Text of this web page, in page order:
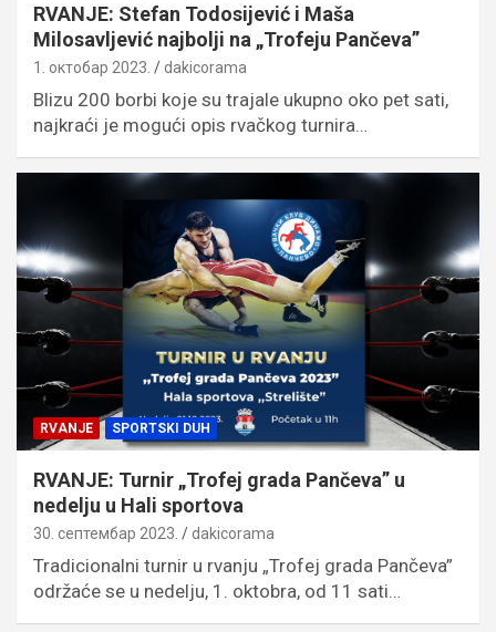
RVANJE: Stefan Todosijević i Maša
Milosavljević najbolji na „Trofeju Pančeva”
1. октобар 2023. dakicorama
Blizu 200 borbi koje su trajale ukupno oko pet sati,
najkraći je mogući opis rvačkog turnira…
RVANJE SPORTSKI DUH
RVANJE: Turnir „Trofej grada Pančeva” u
nedelju u Hali sportova
30. септембар 2023. dakicorama
Tradicionalni turnir u rvanju „Trofej grada Pančeva”
održaće se u nedelju, 1. oktobra, od 11 sati…